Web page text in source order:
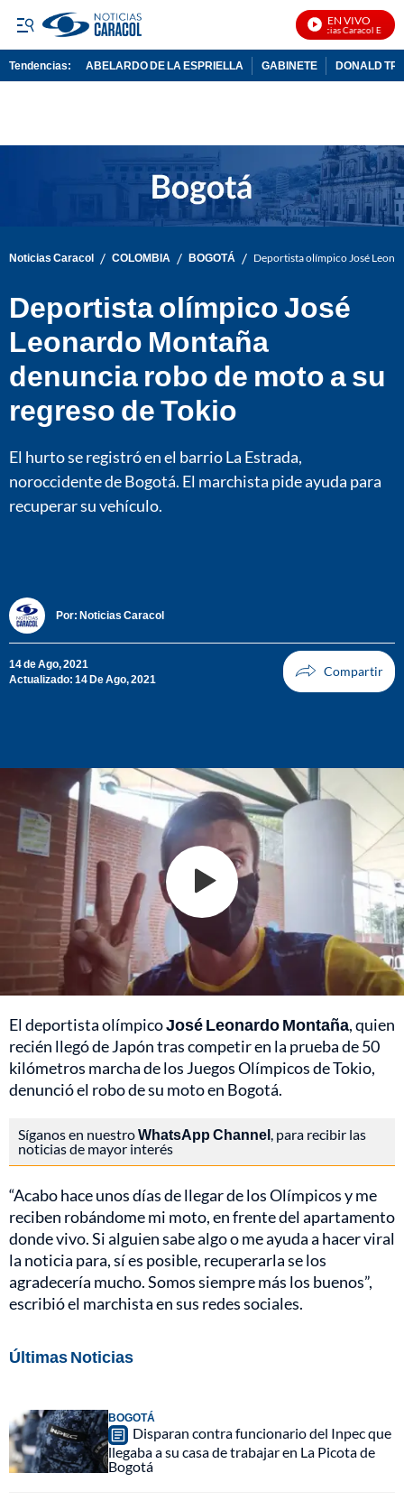
EN VIVO
Noticias Caracol En Vivo
Tendencias: ABELARDO DE LA ESPRIELLA GABINETE DONALD
Noticias Caracol / COLOMBIA / BOGOTÁ / Deportista olímpico José
Deportista olímpico José
Leonardo Montaña
denuncia robo de moto a su
regreso de Tokio
El hurto se registró en el barrio La Estrada,
noroccidente de Bogotá. El marchista pide ayuda para
recuperar su vehículo.
Por: Noticias Caracol
14 de Ago, 2021
Actualizado: 14 De Ago, 2021
El deportista olímpicoJosé Leonardo Montaña, quien
recién llegó de Japón tras competir en la prueba de 50
kilómetros marcha de los Juegos Olímpicos de Tokio,
denunció el robo de su moto en Bogotá.
Síganos en nuestroWhatsApp Channel , para recibir las
noticias de mayor interés
“Acabo hace unos días de llegar de los Olímpicos y me
reciben robándome mi moto, en frente del apartamento
donde vivo. Si alguien sabe algo o me ayuda a hacer viral
la noticia para, sí es posible, recuperarla se los
agradecería mucho. Somos siempre más los buenos”,
escribió el marchista en sus redes sociales.
Últimas Noticias
BOGOTÁ
Disparan contra funcionario del Inpec que
llegaba a su casa de trabajar en La Picota de
Bogotá